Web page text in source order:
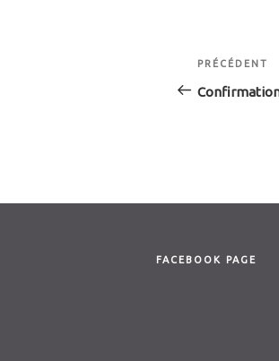
de
Article
précédent
PRÉCÉDENT
FACEBOOK PAGE